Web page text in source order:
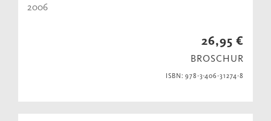
2006
26,95 €
BROSCHUR
ISBN: 978-3-406-31274-8